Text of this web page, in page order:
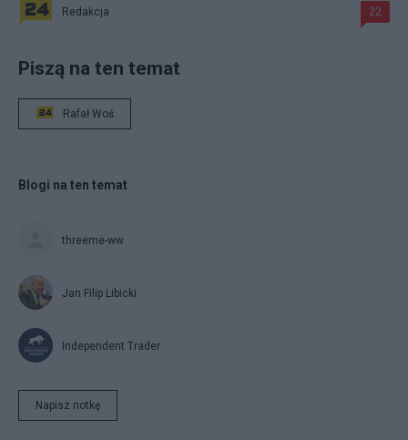
Redakcja 22
Piszą na ten temat
Rafał Woś
Blogi na ten temat
threeme-ww
Jan Filip Libicki
Independent Trader
Napisz notkę